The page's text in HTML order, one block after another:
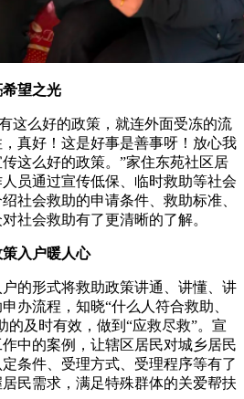
望之光
这么好的政策，就连外面受冻的流
真好！这是好事是善事呀！放心我
这么好的政策。”家住东苑社区居
员通过宣传低保、临时救助等社会
社会救助的申请条件、救助标准、
社会救助有了更清晰的了解。
入户暖人心
的形式将救助政策讲通、讲懂、讲
办流程，知晓“什么人符合救助、
的及时有效，做到“应救尽救”。宣
中的案例，让辖区居民对城乡居民
条件、受理方式、受理程序等有了
民需求，满足特殊群体的关爱帮扶